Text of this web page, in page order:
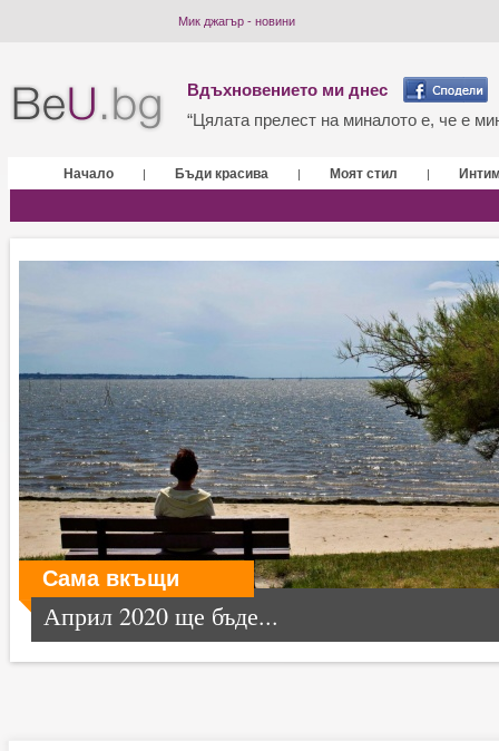
Мик джагър - новини
Вдъхновението ми днес
“Цялата прелест на миналото е, че е
Начало | Бъди красива | Моят стил |
Сама вкъщи
Април 2020 ще бъде...